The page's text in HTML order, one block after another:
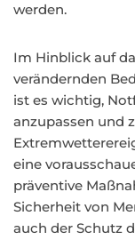
werden.
Im Hinblick auf
verändernden
ist es wichtig,
anzupassen und
eine
präventive
Sicherheit von
auch der Schutz